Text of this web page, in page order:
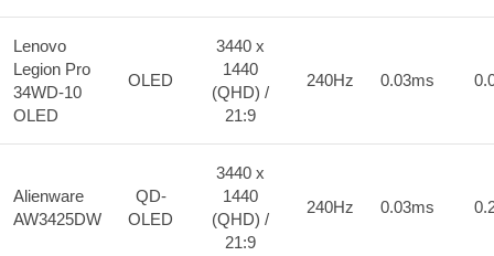
Lenovo
Legion Pro
34WD-10
OLED
OLED
3440 x
1440
(QHD) /
21:9
240Hz 0.03ms
Alienware
AW3425DW
QD-
OLED
3440 x
1440
(QHD) /
21:9
240Hz 0.03ms